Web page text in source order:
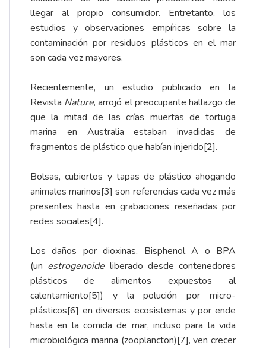
llegar al propio consumidor. Entretanto, los
estudios y observaciones empíricas sobre la
contaminación por residuos plásticos en el mar
son cada vez mayores.
Recientemente, un estudio publicado en la
Revista Nature, arrojó el preocupante hallazgo de
que la mitad de las crías muertas de tortuga
marina en Australia estaban invadidas de
fragmentos de plástico que habían injerido[2].
Bolsas, cubiertos y tapas de plástico ahogando
animales marinos[3] son referencias cada vez más
presentes hasta en grabaciones reseñadas por
redes sociales[4].
Los daños por dioxinas, Bisphenol A o BPA
(un estrogenoide liberado desde contenedores
plásticos de alimentos expuestos al
calentamiento[5]) y la polución por micro-
plásticos[6] en diversos ecosistemas y por ende
hasta en la comida de mar, incluso para la vida
microbiológica marina (zooplancton)[7], ven crecer